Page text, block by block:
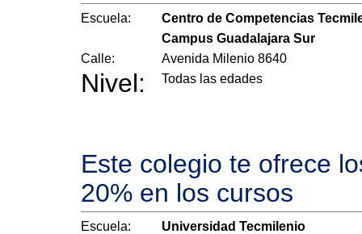
Escuela:
Centro de Competencias
Campus Guadalajara Sur
Calle:
Avenida Milenio 8640
Nivel: Todas las edades
Este colegio te ofrece
20% en los cursos
Escuela: Universidad Tecmilenio